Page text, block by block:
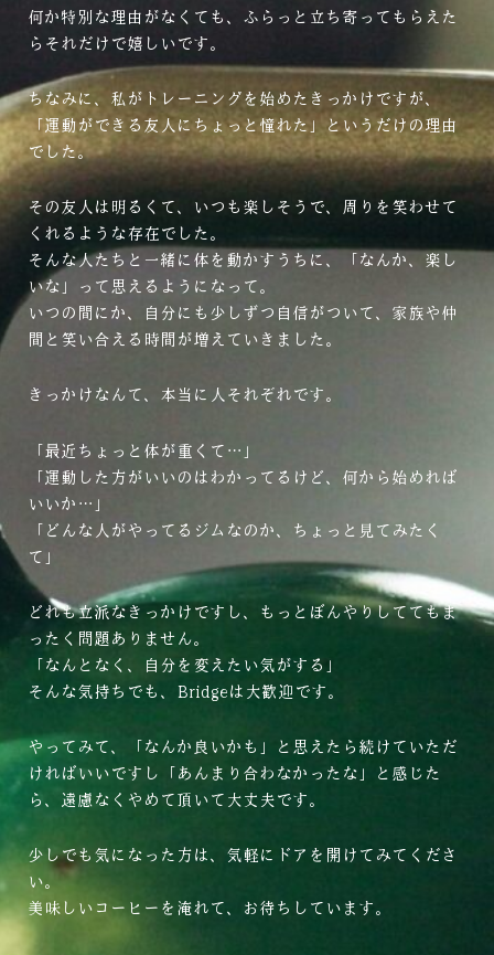
何か特別な理由がなくても、ふらっと立ち寄ってもらえた
らそれだけで嬉しいです。
ちなみに、私がトレーニングを始めたきっかけですが、
「運動ができる友人にちょっと憧れた」というだけの理由
でした。
その友人は明るくて、いつも楽しそうで、周りを笑わせて
くれるような存在でした。
そんな人たちと一緒に体を動かすうちに、「なんか、楽し
いな」って思えるようになって。
いつの間にか、自分にも少しずつ自信がついて、家族や仲
間と笑い合える時間が増えていきました。
きっかけなんて、本当に人それぞれです。
「最近ちょっと体が重くて…」
「運動した方がいいのはわかってるけど、何から始めれば
いいか…」
「どんな人がやってるジムなのか、ちょっと見てみたく
て」
どれも立派なきっかけですし、もっとぼんやりしててもま
ったく問題ありません。
「なんとなく、自分を変えたい気がする」
そんな気持ちでも、Bridgeは大歓迎です。
やってみて、「なんか良いかも」と思えたら続けていただ
ければいいですし「あんまり合わなかったな」と感じた
ら、遠慮なくやめて頂いて大丈夫です。
少しでも気になった方は、気軽にドアを開けてみてくださ
い。
美味しいコーヒーを淹れて、お待ちしています。